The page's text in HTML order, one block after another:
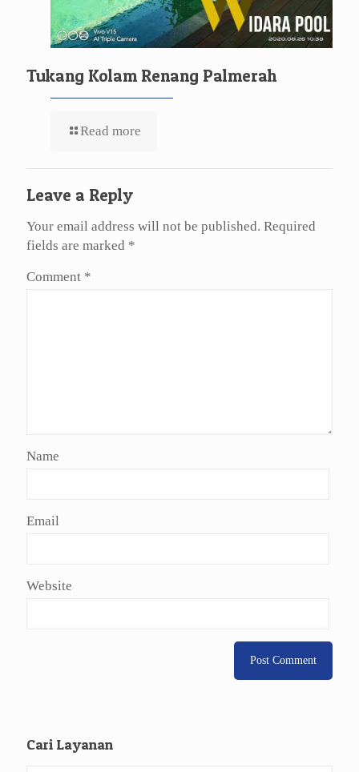
Tukang Kolam Renang Palmerah
Read more
Leave a Reply
Your email address will not be published. Required
fields are marked *
Comment *
Name
Email
Website
Cari Layanan